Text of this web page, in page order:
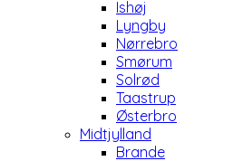
Ishøj
Lyngby
Nørrebro
Smørum
Solrød
Taastrup
Østerbro
Midtjylland
Brande